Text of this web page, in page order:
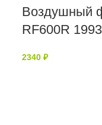
Воздушный
RF600R
2340 ₽